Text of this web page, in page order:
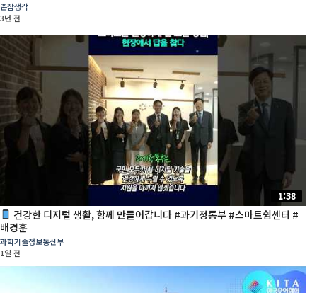
존잡생각
3년 전
1:38
건강한 디지털 생활, 함께 만들어갑니다 #과기정통부 #스마트쉼센터 #
배경훈
과학기술정보통신부
1일 전